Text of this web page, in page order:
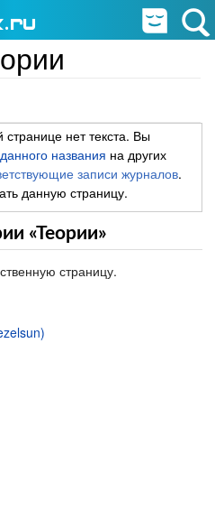
нет текста. Вы
названия на других
записи журналов.
данную страницу.
«Теории»
страницу.